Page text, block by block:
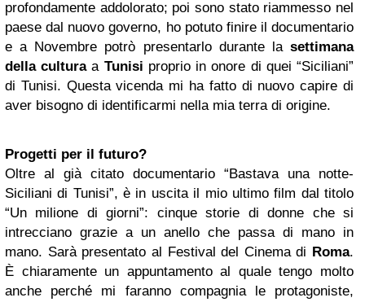
profondamente addolorato; poi sono stato riammesso nel
paese dal nuovo governo, ho potuto finire il documentario
e a Novembre potrò presentarlo durante la settimana
della culturaa Tunisi proprio in onore di quei “Siciliani”
di Tunisi. Questa vicenda mi ha fatto di nuovo capire di
aver bisogno di identificarmi nella mia terra di origine.
Progetti per il futuro?
Oltre al già citato documentario “Bastava una notte-
Siciliani di Tunisi”, è in uscita il mio ultimo film dal titolo
“Un milione di giorni”: cinque storie di donne che si
intrecciano grazie a un anello che passa di mano in
mano. Sarà presentato al Festival del Cinema di Roma.
È chiaramente un appuntamento al quale tengo molto
anche perché mi faranno compagnia le protagoniste,